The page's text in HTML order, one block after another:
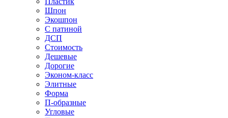
Шпон
Экошпон
С патиной
ДСП
Стоимость
Дешевые
Дорогие
Эконом-класс
Элитные
Форма
П-образные
Угловые